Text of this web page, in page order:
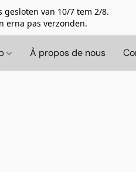
gesloten van 10/7 tem 2/8.
erna pas verzonden.
À propos de nous